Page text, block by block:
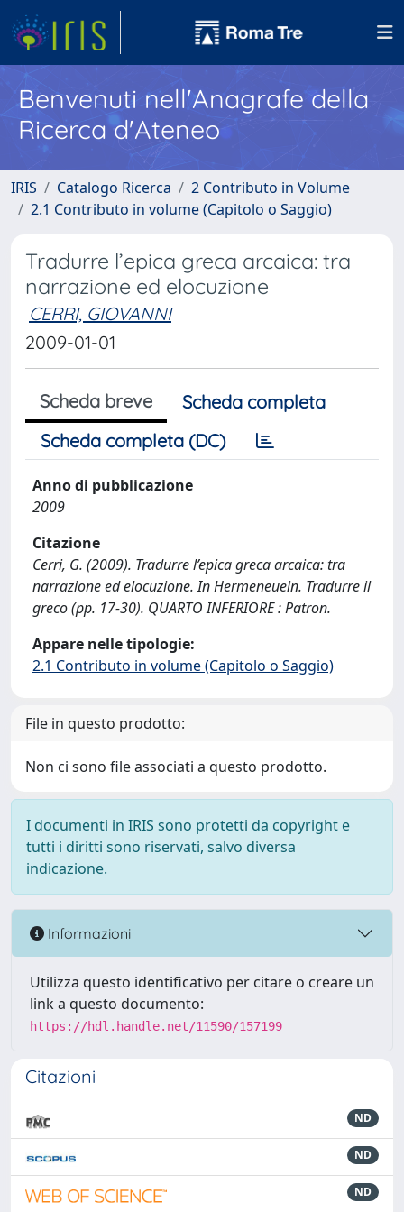
Benvenuti nell'Anagrafe della
Ricerca d'Ateneo
IRIS Catalogo Ricerca
2 Contributo in Volume
2.1 Contributo in volume (Capitolo o Saggio)
Tradurre l’epica greca arcaica: tra
narrazione ed elocuzione
CERRI, GIOVANNI
2009-01-01
Scheda breve
Scheda completa
Scheda completa (DC)
Anno di pubblicazione
2009
Citazione
Cerri, G. (2009). Tradurre l’epica greca arcaica: tra
narrazione ed elocuzione. In Hermeneuein. Tradurre il
greco (pp. 17-30). QUARTO INFERIORE : Patron.
Appare nelle tipologie:
2.1 Contributo in volume (Capitolo o Saggio)
File in questo prodotto:
Non ci sono file associati a questo prodotto.
I documenti in IRIS sono protetti da copyright e
tutti i diritti sono riservati, salvo diversa
indicazione.
Informazioni
Utilizza questo identificativo per citare o creare un
link a questo documento:
https://hdl.handle.net/11590/157199
Citazioni
ND
ND
ND